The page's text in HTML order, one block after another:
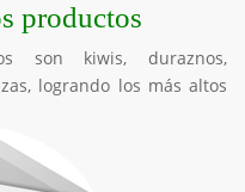
productos
son kiwis, duraznos,
logrando los más altos